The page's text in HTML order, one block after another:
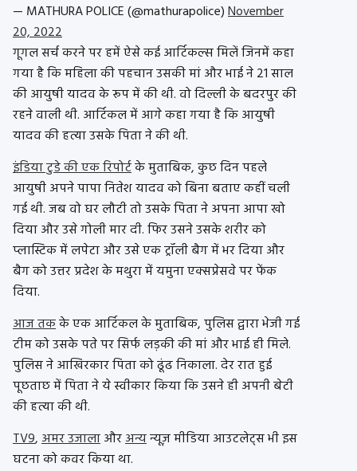
— MATHURA POLICE (@mathurapolice)November
20, 2022
गूगल सर्च करने पर हमें ऐसे कई आर्टिकल्स मिलें जिनमें कहा
गया है कि महिला की पहचान उसकी मां और भाई ने 21 साल
की आयुषी यादव के रूप में की थी. वो दिल्ली के बदरपुर की
रहने वाली थी. आर्टिकल में आगे कहा गया है कि आयुषी
यादव की हत्या उसके पिता ने की थी.
इंडिया टुडे की एक रिपोर्टके मुताबिक, कुछ दिन पहले
आयुषी अपने पापा नितेश यादव को बिना बताए कहीं चली
गई थी. जब वो घर लौटी तो उसके पिता ने अपना आपा खो
दिया और उसे गोली मार दी. फिर उसने उसके शरीर को
प्लास्टिक में लपेटा और उसे एक ट्रॉली बैग में भर दिया और
बैग को उत्तर प्रदेश के मथुरा में यमुना एक्सप्रेसवे पर फेंक
दिया.
आज तकके एक आर्टिकल के मुताबिक, पुलिस द्वारा भेजी गई
टीम को उसके पते पर सिर्फ लड़की की मां और भाई ही मिले.
पुलिस ने आखिरकार पिता को ढूंढ निकाला. देर रात हुई
पूछताछ में पिता ने ये स्वीकार किया कि उसने ही अपनी बेटी
की हत्या की थी.
TV9,अमर उजालाऔरअन्यन्यूज़ मीडिया आउटलेट्स भी इस
घटना को कवर किया था.